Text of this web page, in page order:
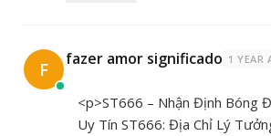
F fazer amor significado 1 YEAR
<p>ST666 – Nhận Định Bóng
Uy Tín ST666: Địa Chỉ Lý